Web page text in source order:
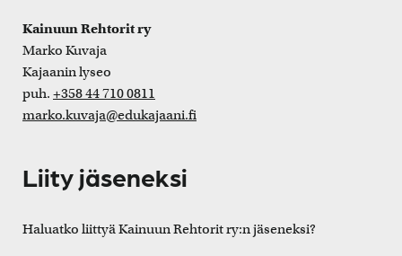
Kainuun Rehtorit ry
Marko Kuvaja
Kajaanin lyseo
puh. +358 44 710 0811
marko.kuvaja@edukajaani.fi
Liity jäseneksi
Haluatko liittyä Kainuun Rehtorit ry:n jäseneksi?